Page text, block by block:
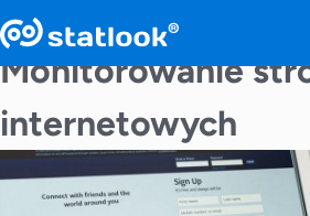
Monitorowanie
internetowych